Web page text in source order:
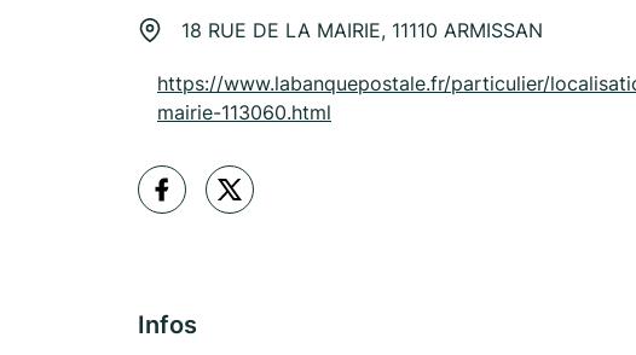
18 RUE DE LA MAIRIE, 11110 ARMISSAN
https://www.labanquepostale.fr/particulier/
mairie-113060.html
Infos